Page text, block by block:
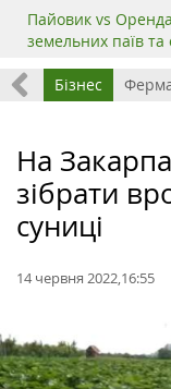
Пайовик vs
земельних паїв та
Бізнес
На
зібрати
суниці
14 червня 2022,16:55